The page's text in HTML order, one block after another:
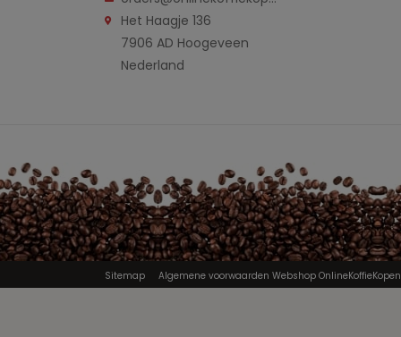
Het Haagje 136
7906 AD Hoogeveen
Nederland
Sitemap Algemene voorwaarden Webshop OnlineKoffieKopen